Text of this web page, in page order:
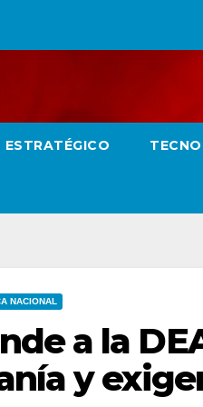
NACIONAL
a la
y